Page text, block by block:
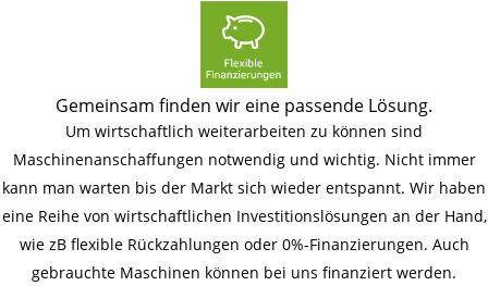
Gemeinsam finden wir eine passende Lösung.
Um wirtschaftlich weiterarbeiten zu können sind
Maschinenanschaffungen notwendig und wichtig. Nicht immer
kann man warten bis der Markt sich wieder entspannt. Wir haben
eine Reihe von wirtschaftlichen Investitionslösungen an der Hand,
wie zB flexible Rückzahlungen oder 0%-Finanzierungen. Auch
gebrauchte Maschinen können bei uns finanziert werden.